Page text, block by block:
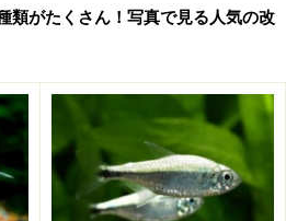
類がたくさん！写真で見る人気の改